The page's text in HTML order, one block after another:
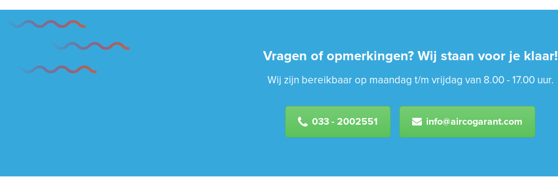
Vragen of opmerkingen? Wij staan voor je klaar!
Wij zijn bereikbaar op maandag t/m vrijdag van 8.00 - 17.00 uur.
033 - 2002551 info@aircogarant.com